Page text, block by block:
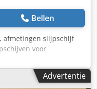
Bellen
, afmetingen slijpschijf
voor
volgens
M0 EW00° 0GG
specificatiemodule m,
Advertentie